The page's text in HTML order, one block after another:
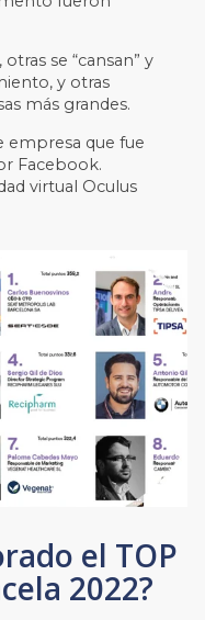
se “cansan” y
y otras
más grandes.
empresa que fue
Facebook.
virtual Oculus
el TOP
2022?